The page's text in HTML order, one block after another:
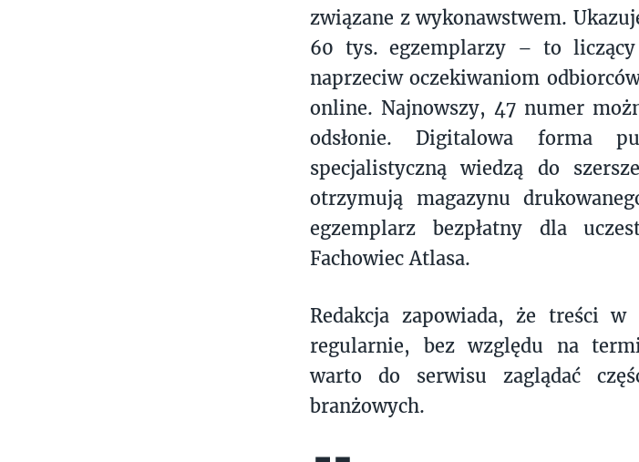
związane z wykonawstwem.
60 tys. egzemplarzy – to
naprzeciw oczekiwaniom
online. Najnowszy, 47 numer
odsłonie. Digitalowa forma
specjalistyczną wiedzą do
otrzymują magazynu
egzemplarz bezpłatny dla
Fachowiec Atlasa.
Redakcja zapowiada, że treści
regularnie, bez względu na
warto do serwisu zaglądać
branżowych.